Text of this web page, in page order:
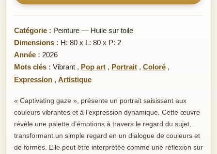
Catégorie : Peinture — Huile sur toile
Dimensions : H: 80 x L: 80 x P: 2
Année : 2026
Mots clés : Vibrant , Pop art , Portrait , Coloré ,
Expression , Artistique
« Captivating gaze », présente un portrait saisissant aux
couleurs vibrantes et à l’expression dynamique. Cette œuvre
révèle une palette d’émotions à travers le regard du sujet,
transformant un simple regard en un dialogue de couleurs et
de formes. Elle peut être interprétée comme une réflexion sur